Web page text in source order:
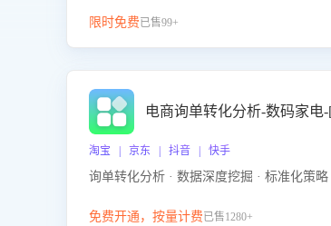
限时免费已售99+
电商询单转化分析-数码家电
淘宝 | 京东 | 抖音 | 快手
询单转化分析 · 数据深度挖掘 · 标准化策略
免费开通，按量计费已售1280+